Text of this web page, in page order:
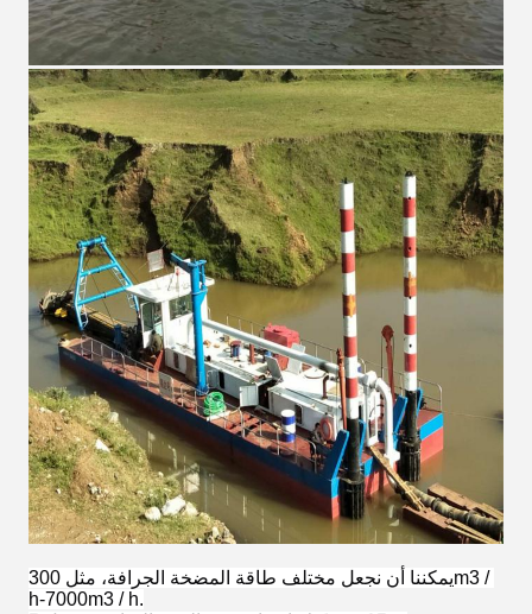
يمكننا أن نجعل مختلف طاقة المضخة الجرافة، مثل 300m3 /
h-7000m3 / h.